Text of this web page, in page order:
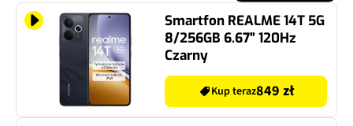
Smartfon REALME 14T 5G
8/256GB 6.67" 120Hz
Czarny
Kup teraz849 zł